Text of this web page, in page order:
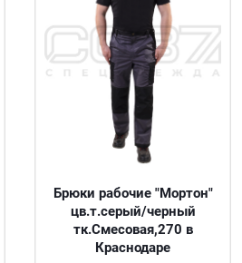
Брюки рабочие "Мортон"
цв.т.серый/черный
тк.Смесовая,270 в
Краснодаре